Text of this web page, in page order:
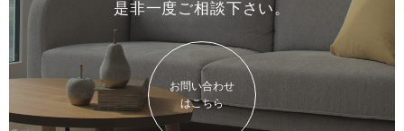
是非一度 ご相談下さい。
お問い合わせ
はこちら